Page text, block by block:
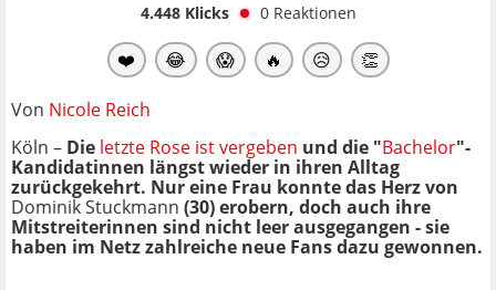
4.448Klicks 0 Reaktionen
❤️ 😂 😱 🔥 😥 👏
Von Nicole Reich
Köln – Die letzte Rose ist vergeben und die "Bachelor"-
Kandidatinnen längst wieder in ihren Alltag
zurückgekehrt. Nur eine Frau konnte das Herz von
Dominik Stuckmann (30) erobern, doch auch ihre
Mitstreiterinnen sind nicht leer ausgegangen - sie
haben im Netz zahlreiche neue Fans dazu gewonnen.